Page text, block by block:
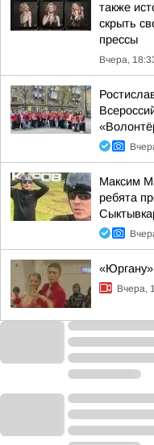
также
скрыть
прессы
Вчера,
Максим
ребята
«Юргану»
Вчера,